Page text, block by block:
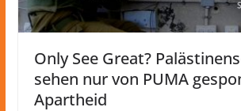
Only See Great?
sehen nur von PUMA
Apartheid